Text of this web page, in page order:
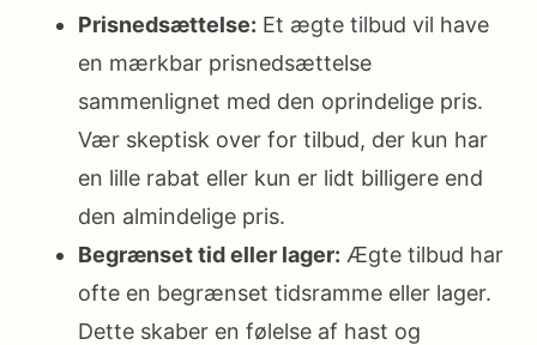
Prisnedsættelse: Et ægte tilbud vil have
en mærkbar prisnedsættelse
sammenlignet med den oprindelige pris.
Vær skeptisk over for tilbud, der kun har
en lille rabat eller kun er lidt billigere end
den almindelige pris.
Begrænset tid eller lager: Ægte tilbud har
ofte en begrænset tidsramme eller lager.
Dette skaber en følelse af hast og